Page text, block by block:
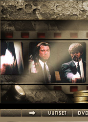
Hyppää pääsisältöön